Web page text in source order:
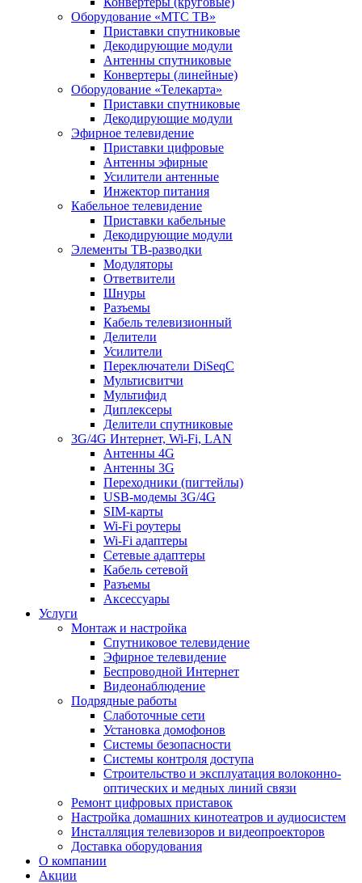
Оборудование «МТС ТВ»
Приставки спутниковые
Декодирующие модули
Антенны спутниковые
Конвертеры (линейные)
Оборудование «Телекарта»
Приставки спутниковые
Декодирующие модули
Эфирное телевидение
Приставки цифровые
Антенны эфирные
Усилители антенные
Инжектор питания
Кабельное телевидение
Приставки кабельные
Декодирующие модули
Элементы ТВ-разводки
Модуляторы
Ответвители
Шнуры
Разъемы
Кабель телевизионный
Делители
Усилители
Переключатели DiSeqC
Мультисвитчи
Мультифид
Диплексеры
Делители спутниковые
3G/4G Интернет, Wi-Fi, LAN
Антенны 4G
Антенны 3G
Переходники (пигтейлы)
USB-модемы 3G/4G
SIM-карты
Wi-Fi роутеры
Wi-Fi адаптеры
Сетевые адаптеры
Кабель сетевой
Разъемы
Аксессуары
Услуги
Монтаж и настройка
Спутниковое телевидение
Эфирное телевидение
Беспроводной Интернет
Видеонаблюдение
Подрядные работы
Слаботочные сети
Установка домофонов
Системы безопасности
Системы контроля доступа
Строительство и эксплуатация волоконно-
оптических и медных линий связи
Ремонт цифровых приставок
Настройка домашних кинотеатров и аудиосистем
Инсталляция телевизоров и видеопроекторов
Доставка оборудования
О компании
Акции